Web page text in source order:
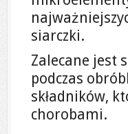
siarczki.
Zalecane jest
podczas
składników,
chorobami.